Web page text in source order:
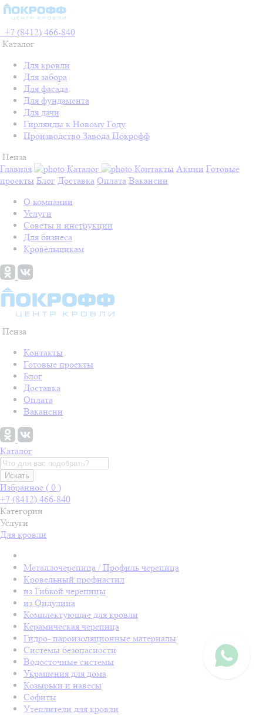
+7 (8412) 466-840
Каталог
Для кровли
Для забора
Для фасада
Для фундамента
Для дачи
Гирлянды к Новому Году
Производство Завода Покрофф
Пенза
Главная
Каталог Контакты Акции Готовые
проекты Блог Доставка Оплата Вакансии
О компании
Услуги
Советы и инструкции
Для бизнеса
Кровельщикам
Пенза
Контакты
Готовые проекты
Блог
Доставка
Оплата
Вакансии
Каталог
Искать
Избранное ( 0 )
+7 (8412) 466-840
Категории
Услуги
Для кровли
Металлочерепица / Профиль черепица
Кровельный профнастил
из Гибкой черепицы
из Ондулина
Комплектующие для кровли
Керамическая черепица
Гидро- пароизоляционные материалы
Системы безопасности
Водосточные системы
Украшения для дома
Козырьки и навесы
Софиты
Утеплители для кровли